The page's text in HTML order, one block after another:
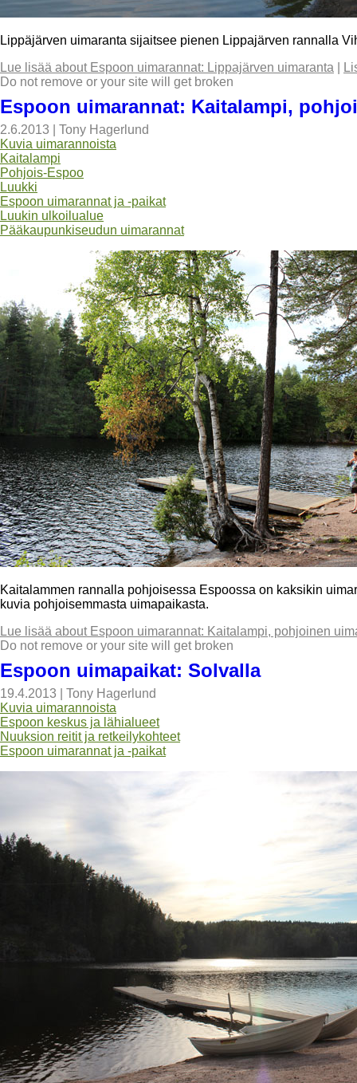
Lippäjärven uimaranta sijaitsee pienen Lippajärven rannalla
Lue lisää about Espoon uimarannat: Lippajärven uimaranta
Do not remove or your site will get broken
Espoon uimarannat: Kaitalampi,
2.6.2013
Tony Hagerlund
Kuvia uimarannoista
Kaitalampi
Pohjois-Espoo
Luukki
Espoon uimarannat ja -paikat
Luukin ulkoilualue
Pääkaupunkiseudun uimarannat
Kaitalammen rannalla pohjoisessa Espoossa on kaksikin
kuvia pohjoisemmasta uimapaikasta.
Lue lisää about Espoon uimarannat: Kaitalampi, pohjoinen
Do not remove or your site will get broken
Espoon uimapaikat: Solvalla
19.4.2013
Tony Hagerlund
Kuvia uimarannoista
Espoon keskus ja lähialueet
Nuuksion reitit ja retkeilykohteet
Espoon uimarannat ja -paikat